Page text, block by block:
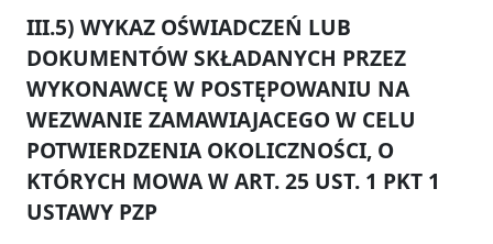
III.5) WYKAZ OŚWIADCZEŃ LUB
DOKUMENTÓW SKŁADANYCH PRZEZ
WYKONAWCĘ W POSTĘPOWANIU NA
WEZWANIE ZAMAWIAJACEGO W CELU
POTWIERDZENIA OKOLICZNOŚCI, O
KTÓRYCH MOWA W ART. 25 UST. 1 PKT 1
USTAWY PZP